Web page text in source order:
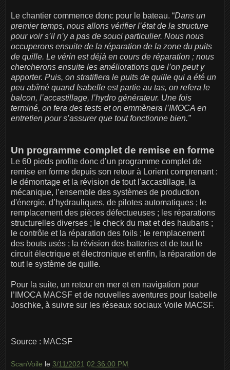
Le chantier commence donc pour le bateau. “Dans un
premier temps, nous allons vérifier l’état de la structure
pour voir s’il n’y a pas de souci particulier. Nous nous
occuperons ensuite de la réparation de la zone du puits
de quille. Le vérin est déjà en cours de réparation ; nous
chercherons ensuite les améliorations que l’on peut y
apporter. Puis, on stratifiera le puits de quille qui a été un
peu abîmé quand Isabelle est partie au tas, on refera le
balcon, l’accastillage, l’hydro générateur. Une fois
terminé, on fera des tests et on emmènera l’IMOCA en
entretien pour s’assurer que tout fonctionne bien.”
Un programme complet de remise en forme
Le 60 pieds profite donc d’un programme complet de
remise en forme depuis son retour à Lorient comprenant :
le démontage et la révision de tout l'accastillage, la
mécanique, l’ensemble des systèmes de production
d'énergie, d’hydrauliques, de pilotes automatiques ; le
remplacement des pièces défectueuses ; les réparations
structurelles diverses ; le check du mat et des haubans ;
le contrôle et la réparation des foils ; le remplacement
des bouts usés ; la révision des batteries et de tout le
circuit électrique et électronique et enfin, la réparation de
tout le système de quille.
Pour la suite, un retour en mer et en navigation pour
l’IMOCA MACSF et de nouvelles aventures pour Isabelle
Joschke, à suivre sur les réseaux sociaux Voile MACSF.
Source : MACSF
ScanVoile le 3/11/2021 02:36:00 PM